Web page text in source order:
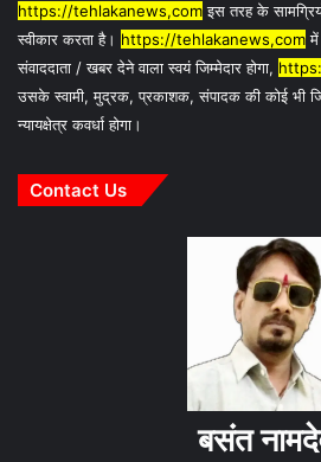
https://tehlakanews,comइस तरह के
स्वीकार करता है। https://tehlakanews,comमें
संवाददाता / खबर देने वाला स्वयं जिम्मेदार होगा,
उसके स्वामी, मुद्रक, प्रकाशक, संपादक की कोई भी
न्यायक्षेत्र कवर्धा होगा।
Contact Us
बसंत